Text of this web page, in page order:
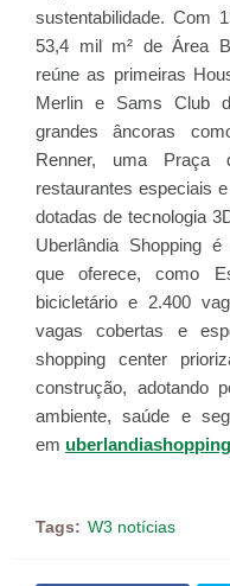
sustentabilidade. Com
53,4 mil m² de Área
reúne as primeiras
Merlin e Sams Club
grandes âncoras
Renner, uma Praça
restaurantes especiais
dotadas de tecnologia
Uberlândia Shopping
que oferece, como
bicicletário e 2.400
vagas cobertas e
shopping center
construção, adotando
ambiente, saúde e
em
Tags: W3 notícias